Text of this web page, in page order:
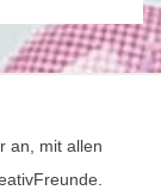
an, mit allen